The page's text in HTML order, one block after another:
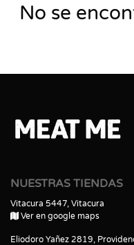
No se
NUESTRAS TIENDAS
Vitacura 5447, Vitacura
Ver en google maps
Eliodoro Yañez 2819,